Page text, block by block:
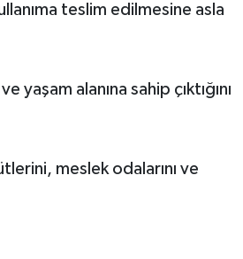
teslim edilmesine asla
yaşam alanına sahip çıktığını
meslek odalarını ve